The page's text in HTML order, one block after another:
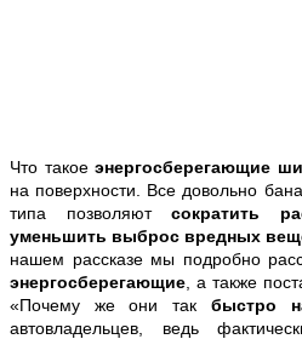
Что такоеэнергосберегающие
на поверхности. Все довольно
типа позволяютсократить
уменьшить выброс вредных
нашем рассказе мы подробно
энергосберегающие , а также
«Почему же они так быстро
автовладельцев, ведь